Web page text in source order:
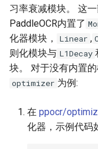
习率衰减模块。 这
PaddleOCR内置了
化器模块，
Linear ,
则化模块与 L1Decay
块。 对于没有内置
optimizer 为例:
在 ppocr/
化器，示例代码